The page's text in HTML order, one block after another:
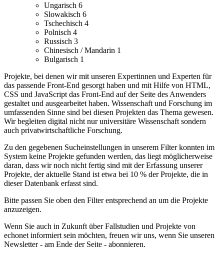
Ungarisch 6
Slowakisch 6
Tschechisch 4
Polnisch 4
Russisch 3
Chinesisch / Mandarin 1
Bulgarisch 1
Projekte, bei denen wir mit unseren Expertinnen und Experten für
das passende Front-End gesorgt haben und mit Hilfe von HTML,
CSS und JavaScript das Front-End auf der Seite des Anwenders
gestaltet und ausgearbeitet haben. Wissenschaft und Forschung im
umfassenden Sinne sind bei diesen Projekten das Thema gewesen.
Wir begleiten digital nicht nur universitäre Wissenschaft sondern
auch privatwirtschaftliche Forschung.
Zu den gegebenen Sucheinstellungen in unserem Filter konnten im
System keine Projekte gefunden werden, das liegt möglicherweise
daran, dass wir noch nicht fertig sind mit der Erfassung unserer
Projekte, der aktuelle Stand ist etwa bei 10 % der Projekte, die in
dieser Datenbank erfasst sind.
Bitte passen Sie oben den Filter entsprechend an um die Projekte
anzuzeigen.
Wenn Sie auch in Zukunft über Fallstudien und Projekte von
echonet informiert sein möchten, freuen wir uns, wenn Sie unseren
Newsletter - am Ende der Seite - abonnieren.